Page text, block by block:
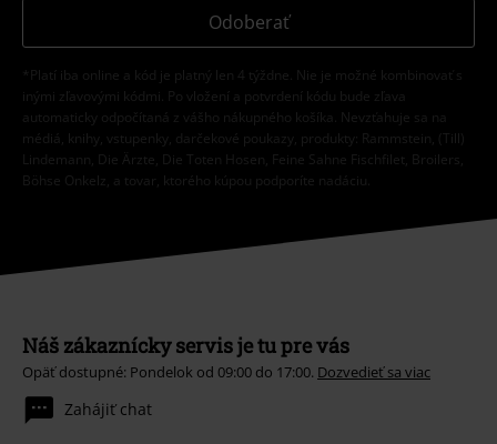
Odoberať
*Platí iba online a kód je platný len 4 týždne. Nie je možné kombinovať s
inými zľavovými kódmi. Po vložení a potvrdení kódu bude zľava
automaticky odpočítaná z vášho nákupného košíka. Nevzťahuje sa na
médiá, knihy, vstupenky, darčekové poukazy, produkty: Rammstein, (Till)
Lindemann, Die Ärzte, Die Toten Hosen, Feine Sahne Fischfilet, Broilers,
Böhse Onkelz, a tovar, ktorého kúpou podporíte nadáciu.
Náš zákaznícky servis je tu pre vás
Opäť dostupné: Pondelok od 09:00 do 17:00. Dozvedieť sa viac
Zahájiť chat